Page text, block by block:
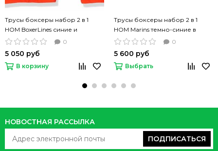
Трусы боксеры набор 2 в 1
HOM BoxerLines синие и
оранжевые
0
5 050 руб
В корзину
Трусы боксеры набор 2 в 1
HOM Marins темно-синие в
полоску
0
5 600 руб
Выбрать
НОВОСТНАЯ РАССЫЛКА
ПОДПИСАТЬСЯ